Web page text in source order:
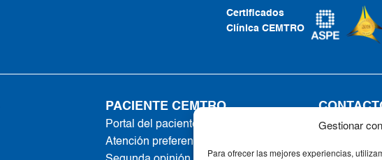
Gestionar
Para ofrecer las mejores experiencias,
Certificados
Clínica CEMTRO
PACIENTE CEMTRO
Portal del paciente
Atención preferente
Tel: +34